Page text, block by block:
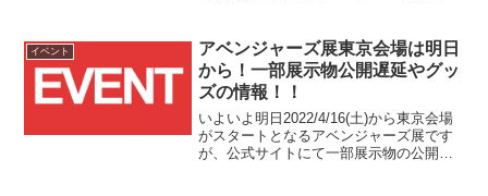
イベント
アベンジャーズ展東京会場は明日
から！一部展示物公開遅延やグッ
ズの情報！！
いよいよ明日2022/4/16(土)から東京会場
がスタートとなるアベンジャーズ展です
が、公式サイトにて一部展示物の公開遅